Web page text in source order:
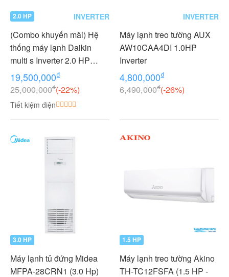
2.0 HP INVERTER
(Combo khuyến mãi) Hệ
thống máy lạnh Daikin
multi s Inverter 2.0 HP
(2HP Ngựa) - 1 dàn nóng 2
dàn lạnh (1.0 + 1.0 HP (1
Ngựa) MKC50RVMV-
CTKC25RVMV+CTKC25R
19,500,000₫
25,000,000₫(-22%)
Tiết kiệm điện
INVERTER
Máy lạnh treo tường AUX
AW10CAA4DI 1.0HP
Inverter
4,800,000₫
6,490,000₫(-26%)
3.0 HP
Máy lạnh tủ đứng Midea
MFPA-28CRN1 (3.0 Hp)
1.5 HP
Máy lạnh treo tường Akino
TH-TC12FSFA (1.5 HP -